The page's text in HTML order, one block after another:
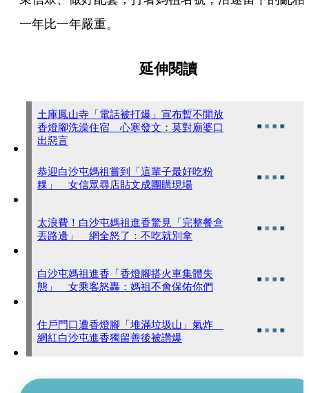
一年比一年嚴重。
延伸閱讀
土庫鳳山寺「電話被打爆」宣布暫不開放
香燈腳洗澡住宿 心寒發文：莫對廟婆口
出惡言
恭迎白沙屯媽祖嘗到「這輩子最好吃粉
粿」 女信眾尋店貼文成團購現場
太浪費！白沙屯媽祖進香驚見「完整餐盒
丟路邊」 網全怒了：不吃就別拿
白沙屯媽祖進香「香燈腳搭火車集體失
態」 女乘客怒轟：媽祖不會保佑你們
住戶門口遭香燈腳「堆滿垃圾山」氣炸
網紅白沙屯進香獨留善後被讚爆